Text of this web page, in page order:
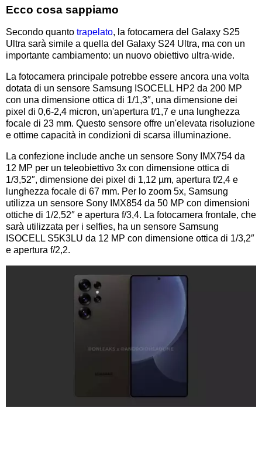
Ecco cosa sappiamo
Secondo quanto trapelato, la fotocamera del Galaxy S25
Ultra sarà simile a quella del Galaxy S24 Ultra, ma con un
importante cambiamento: un nuovo obiettivo ultra-wide.
La fotocamera principale potrebbe essere ancora una volta
dotata di un sensore Samsung ISOCELL HP2 da 200 MP
con una dimensione ottica di 1/1,3″, una dimensione dei
pixel di 0,6-2,4 micron, un'apertura f/1,7 e una lunghezza
focale di 23 mm. Questo sensore offre un'elevata risoluzione
e ottime capacità in condizioni di scarsa illuminazione.
La confezione include anche un sensore Sony IMX754 da
12 MP per un teleobiettivo 3x con dimensione ottica di
1/3,52″, dimensione dei pixel di 1,12 µm, apertura f/2,4 e
lunghezza focale di 67 mm. Per lo zoom 5x, Samsung
utilizza un sensore Sony IMX854 da 50 MP con dimensioni
ottiche di 1/2,52″ e apertura f/3,4. La fotocamera frontale, che
sarà utilizzata per i selfies, ha un sensore Samsung
ISOCELL S5K3LU da 12 MP con dimensione ottica di 1/3,2″
e apertura f/2,2.